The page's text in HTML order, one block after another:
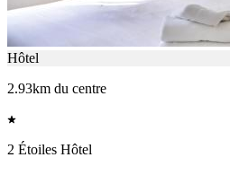
Hôtel
2.93km du centre
2 Étoiles Hôtel